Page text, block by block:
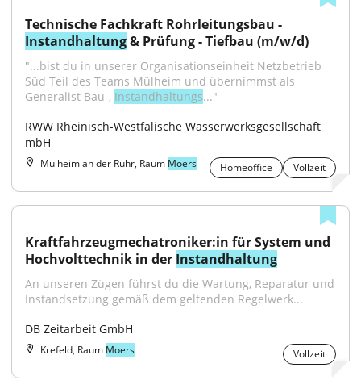
Instandhaltung & Prüfung - Tiefbau (m/w/d)
"...bist du in unserer Organisationseinheit Netzbetrieb
Süd Teil des Teams Mülheim und übernimmst als
Generalist Bau-, Instandhaltungs..."
RWW Rheinisch-Westfälische Wasserwerksgesellschaft
mbH
Mülheim an der Ruhr, Raum Moers Homeoffice Vollzeit
Kraftfahrzeugmechatroniker:in für System und
Hochvolttechnik in der Instandhaltung
An unseren Zügen führst du die Wartung, Reparatur und
Instandsetzung gemäß dem geltenden Regelwerk...
DB Zeitarbeit GmbH
Krefeld, Raum Moers Vollzeit